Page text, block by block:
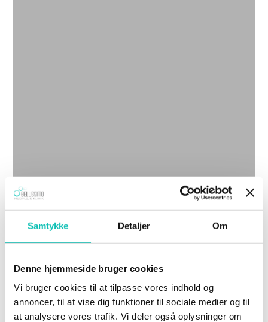
Samtykke Detaljer Om
Denne hjemmeside bruger cookies
Vi bruger cookies til at tilpasse vores indhold og
annoncer, til at vise dig funktioner til sociale medier og til
at analysere vores trafik. Vi deler også oplysninger om